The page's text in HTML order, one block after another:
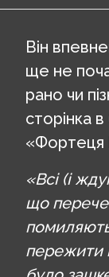
Він
ще не
рано чи
сторінка
«Фортеця
«Всі (і
що
пережити